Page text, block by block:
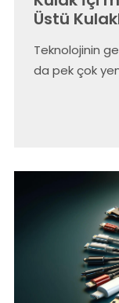
Üstü
Teknolojinin
da pek çok
kulaklığı
amacına
de kulak üstü
özelliklerini
için en uygun